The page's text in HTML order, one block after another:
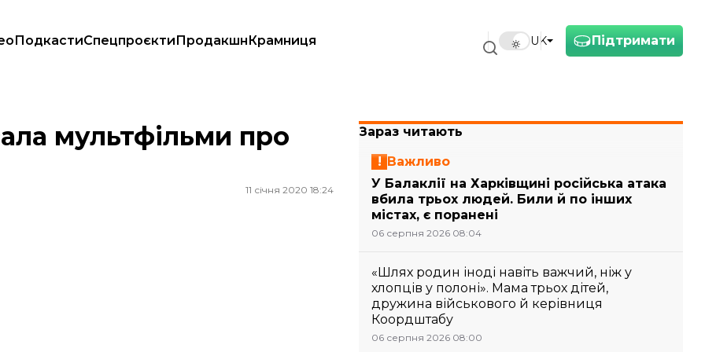
Підтримати
UK
ПодкастиСпецпроєктиПродакшнКрамниця
мультфільми про
11 січня 2020 18:24
Зараз читають
Важливо
У Балаклії на Харківщині російська атака
вбила трьох людей. Били й по інших
містах, є поранені
06 серпня 2026 08:04
«Шлях родин іноді навіть важчий, ніж у
хлопців у полоні». Мама трьох дітей,
дружина військового й керівниця
Коордштабу
06 серпня 2026 08:00